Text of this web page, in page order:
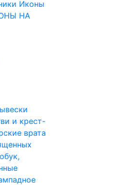
Иконы
НА
и крест-
врата